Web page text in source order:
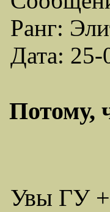
Ранг:
Дата: 25-
Потому,
Увы ГУ